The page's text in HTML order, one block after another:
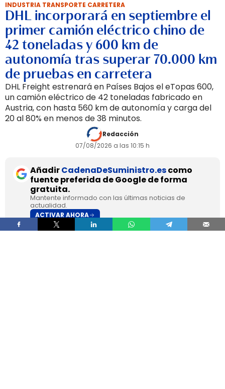
INDUSTRIA TRANSPORTE CARRETERA
DHL incorporará en septiembre el
primer camión eléctrico chino de
42 toneladas y 600 km de
autonomía tras superar 70.000 km
de pruebas en carretera
DHL Freight estrenará en Países Bajos el eTopas 600,
un camión eléctrico de 42 toneladas fabricado en
Austria, con hasta 560 km de autonomía y carga del
20 al 80% en menos de 38 minutos.
Redacción
07/08/2026 a las 10:15 h
AñadirCadenaDeSuministro.escomo
fuente preferida de Google de forma
gratuita.
Mantente informado con las últimas noticias de
actualidad.
ACTIVAR AHORA